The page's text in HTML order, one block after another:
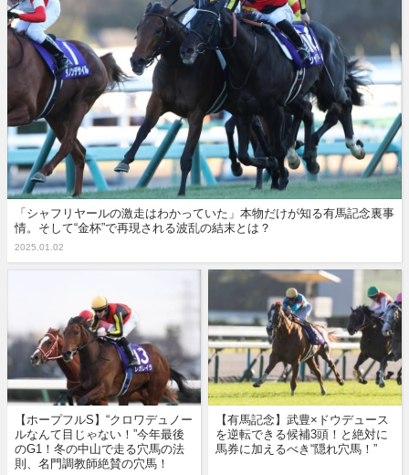
「シャフリヤールの激走はわかっていた」本物だけが知る有馬記念裏事
情。そして“金杯”で再現される波乱の結末とは？
2025.01.02
【ホープフルS】“クロワデュノー
ルなんて目じゃない！”今年最後
のG1！冬の中山で走る穴馬の法
則、名門調教師絶賛の穴馬！
【有馬記念】武豊×ドウデュース
を逆転できる候補3頭！と絶対に
馬券に加えるべき“隠れ穴馬！”